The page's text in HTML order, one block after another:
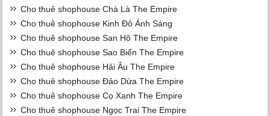
Cho thuê shophouse Chà Là The Empire
Cho thuê shophouse Kinh Đô Ánh Sáng
Cho thuê shophouse San Hô The Empire
Cho thuê shophouse Sao Biển The Empire
Cho thuê shophouse Hải Âu The Empire
Cho thuê shophouse Đảo Dừa The Empire
Cho thuê shophouse Cọ Xanh The Empire
Cho thuê shophouse Ngọc Trai The Empire